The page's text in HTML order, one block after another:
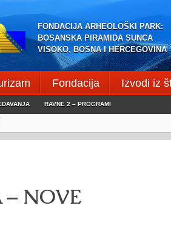
FONDACIJA ARHEOLOŠKI PARK:
BOSANSKA PIRAMIDA SUNCA
VISOKO, BOSNA I HERCEGOVINA
Fondacija Izvodi iz
RAVNE 2 – PROGRAMI
NOVE